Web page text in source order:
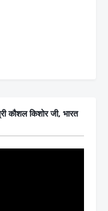
कौशल किशोर जी, भारत